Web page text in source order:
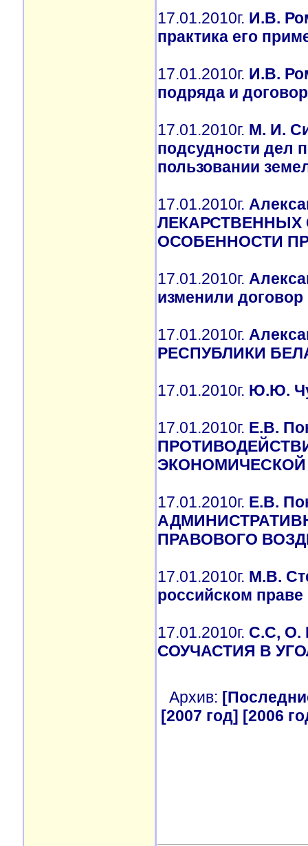
17.01.2010г. И.В.
практика его
17.01.2010г. И.В.
подряда и
17.01.2010г. М. И.
подсудности дел
пользовании
17.01.2010г.
ЛЕКАРСТВЕННЫХ
ОСОБЕННОСТИ
17.01.2010г.
изменили договор
17.01.2010г.
РЕСПУБЛИКИ
17.01.2010г. Ю.Ю.
17.01.2010г. Е.В.
17.01.2010г. Е.В.
ПРАВОВОГО
17.01.2010г. М.В.
российском праве
17.01.2010г. С.С,
СОУЧАСТИЯ В
Архив:
[2007 год] [2006